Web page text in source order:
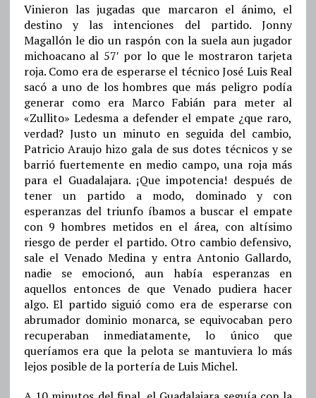
Vinieron las jugadas que marcaron el ánimo, el
destino y las intenciones del partido. Jonny
Magallón le dio un raspón con la suela aun jugador
michoacano al 57′ por lo que le mostraron tarjeta
roja. Como era de esperarse el técnico José Luis Real
sacó a uno de los hombres que más peligro podía
generar como era Marco Fabián para meter al
«Zullito» Ledesma a defender el empate ¿que raro,
verdad? Justo un minuto en seguida del cambio,
Patricio Araujo hizo gala de sus dotes técnicos y se
barrió fuertemente en medio campo, una roja más
para el Guadalajara. ¡Que impotencia! después de
tener un partido a modo, dominado y con
esperanzas del triunfo íbamos a buscar el empate
con 9 hombres metidos en el área, con altísimo
riesgo de perder el partido. Otro cambio defensivo,
sale el Venado Medina y entra Antonio Gallardo,
nadie se emocionó, aun había esperanzas en
aquellos entonces de que Venado pudiera hacer
algo. El partido siguió como era de esperarse con
abrumador dominio monarca, se equivocaban pero
recuperaban inmediatamente, lo único que
queríamos era que la pelota se mantuviera lo más
lejos posible de la portería de Luis Michel.